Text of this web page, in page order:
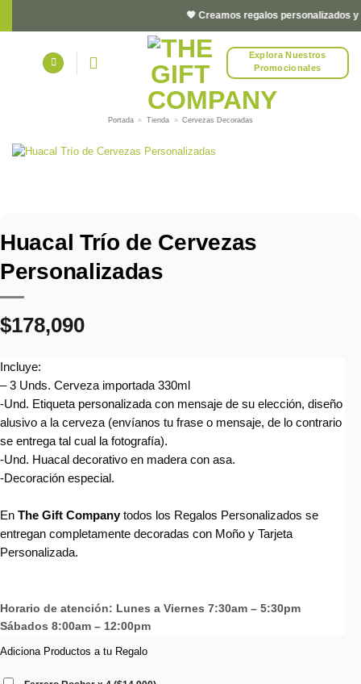
💖 Creamos regalos personalizados y
Explora Nuestros
Promocionales
Portada » Tienda » Cervezas Decoradas
Huacal Trío de Cervezas
Personalizadas
$178,090
Incluye:
– 3 Unds. Cerveza importada 330ml
-Und. Etiqueta personalizada con mensaje de su elección, diseño
alusivo a la cerveza (envíanos tu frase o mensaje, de lo contrario
se entrega tal cual la fotografía).
-Und. Huacal decorativo en madera con asa.
-Decoración especial.
En The Gift Companytodos los Regalos Personalizados se
entregan completamente decoradas con Moño y Tarjeta
Personalizada.
Horario de atención: Lunes a Viernes 7:30am – 5:30pm
Sábados 8:00am – 12:00pm
Adiciona Productos a tu Regalo